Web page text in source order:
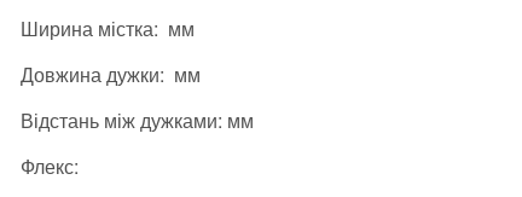
Ширина містка: мм
Довжина дужки: мм
Відстань між дужками: мм
Флекс: